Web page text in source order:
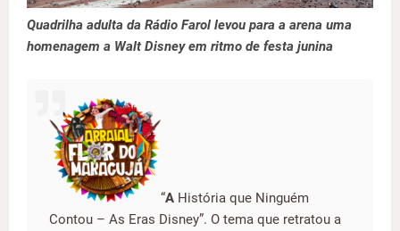
Quadrilha adulta da Rádio Farol levou para a arena uma
homenagem a Walt Disney em ritmo de festa junina
“A História que Ninguém
Contou – As Eras Disney”. O tema que retratou a